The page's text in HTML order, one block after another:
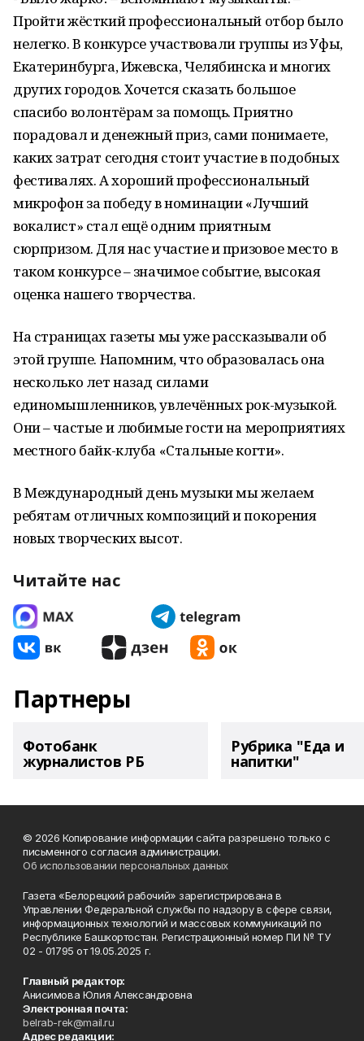
Пройти жёсткий профессиональный отбор было
нелегко. В конкурсе участвовали группы из Уфы,
Екатеринбурга, Ижевска, Челябинска и многих
других городов. Хочется сказать большое
спасибо волонтёрам за помощь. Приятно
порадовал и денежный приз, сами понимаете,
каких затрат сегодня стоит участие в подобных
фестивалях. А хороший профессиональный
микрофон за победу в номинации «Лучший
вокалист» стал ещё одним приятным
сюрпризом. Для нас участие и призовое место в
таком конкурсе – значимое событие, высокая
оценка нашего творчества.
На страницах газеты мы уже рассказывали об
этой группе. Напомним, что образовалась она
несколько лет назад силами
единомышленников, увлечённых рок-музыкой.
Они – частые и любимые гости на мероприятиях
местного байк-клуба «Стальные когти».
В Международный день музыки мы желаем
ребятам отличных композиций и покорения
новых творческих высот.
Читайте нас
Партнеры
Фотобанк
журналистов РБ
Рубрика "Еда и
напитки"
© 2026 Копирование информации сайта разрешено только с
письменного согласия администрации.
Об использовании персональных данных
Газета «Белорецкий рабочий» зарегистрирована в
Управлении Федеральной службы по надзору в сфере связи,
информационных технологий и массовых коммуникаций по
Республике Башкортостан. Регистрационный номер ПИ № ТУ
02 - 01795 от 19.05.2025 г.
Главный редактор:
Анисимова Юлия Александровна
Электронная почта:
belrab-rek@mail.ru
Адрес редакции: